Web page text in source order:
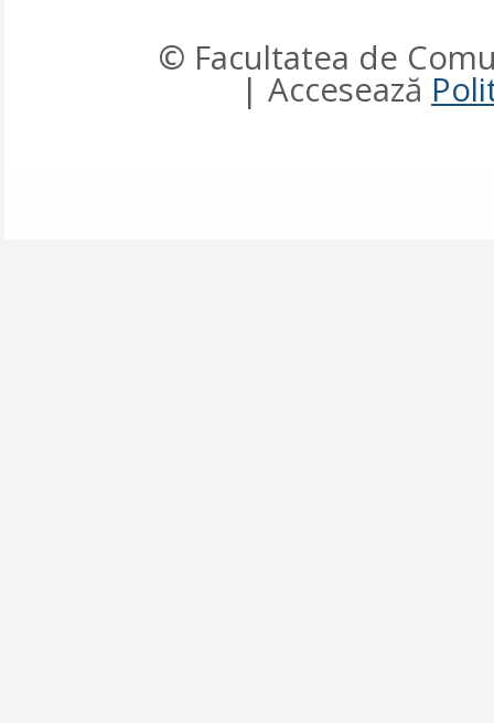
© Facultatea de
| Accesează